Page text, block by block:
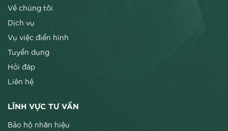
Về chúng tôi
Dịch vụ
Vụ việc điển hình
Tuyển dụng
Hỏi đáp
Liên hệ
LĨNH VỰC TƯ VẤN
Bảo hộ nhãn hiệu